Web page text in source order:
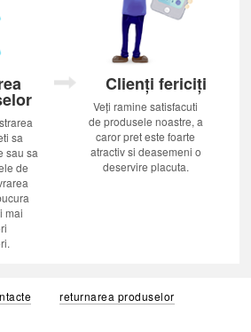
sa
sau sa
de
mai
Clienți fericiți
Veți ramine satisfacuti
de produsele noastre, a
caror pret este foarte
atractiv si deasemeni o
deservire placuta.
returnarea produselor